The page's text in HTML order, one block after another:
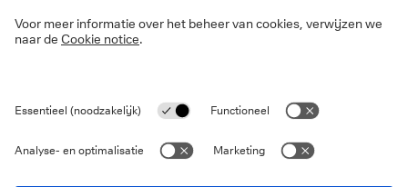
Wettelijke informatie
Cookies
Veiligheid
PSD2